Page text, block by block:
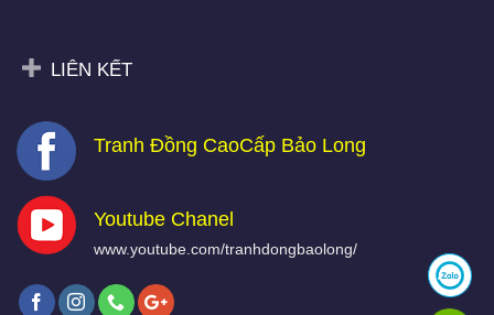
LIÊN KẾT
Tranh Đồng CaoCấp Bảo Long
Youtube Chanel
www.youtube.com/tranhdongbaolong/